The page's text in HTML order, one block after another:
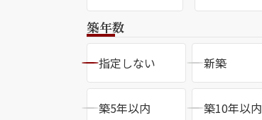
築年数
指定しない 新築
築5年以内 築10年以内